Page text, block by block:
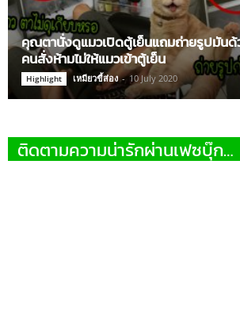
คุณตานั่งดูแมวเปิดตู้เย็นแถมถ่ายรูปมันด้
คนสั่งห้ามไม่ให้แมวเข้าตู้เย็น
Highlight เหมียวขี้ส่อง - 10 July 2020
ติดตามความน่ารักผ่านเฟซบุ๊ก…